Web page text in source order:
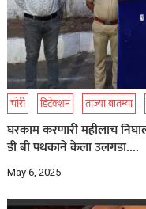
चोरी डिटेक्शन ताज्या बातम्या
घरकाम करणारी महीलाच
डी बी पथकाने केला उलगडा….
May 6, 2025